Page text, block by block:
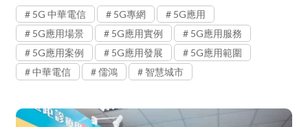
5G 中華電信 5G專網
5G應用
5G應用場景
5G應用實例
5G應用服務
5G應用案例
5G應用發展
5G應用範圍
中華電信
儒鴻 智慧城市